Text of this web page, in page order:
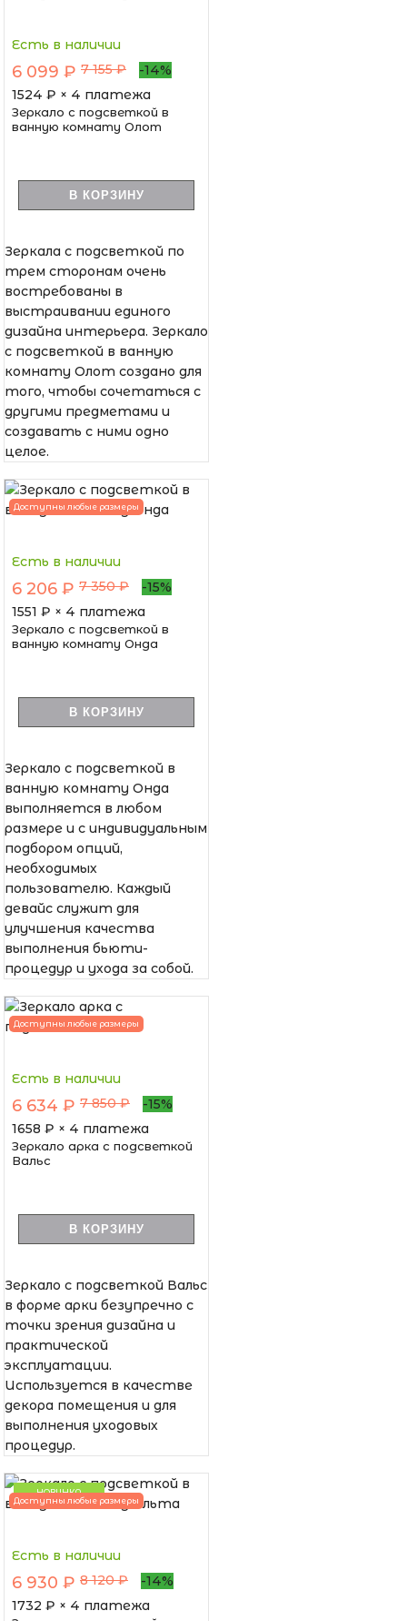
Есть в наличии
6 099 ₽ 7 155 ₽
-14%
1524 ₽ × 4 платежа
Зеркало с подсветкой в
ванную комнату Олот
В КОРЗИНУ
Зеркала с подсветкой по
трем сторонам очень
востребованы в
выстраивании единого
дизайна интерьера. Зеркало
с подсветкой в ванную
комнату Олот создано для
того, чтобы сочетаться с
другими предметами и
создавать с ними одно
целое.
Доступны любые размеры
Есть в наличии
6 206 ₽ 7 350 ₽
-15%
1551 ₽ × 4 платежа
Зеркало с подсветкой в
ванную комнату Онда
В КОРЗИНУ
Зеркало с подсветкой в
ванную комнату Онда
выполняется в любом
размере и с индивидуальным
подбором опций,
необходимых
пользователю. Каждый
девайс служит для
улучшения качества
выполнения бьюти-
процедур и ухода за собой.
Доступны любые размеры
Есть в наличии
6 634 ₽ 7 850 ₽
-15%
1658 ₽ × 4 платежа
Зеркало арка с подсветкой
Вальс
В КОРЗИНУ
Зеркало с подсветкой Вальс
в форме арки безупречно с
точки зрения дизайна и
практической
эксплуатации.
Используется в качестве
декора помещения и для
выполнения уходовых
процедур.
НОВИНКА
Доступны любые размеры
Есть в наличии
6 930 ₽ 8 120 ₽
-14%
1732 ₽ × 4 платежа